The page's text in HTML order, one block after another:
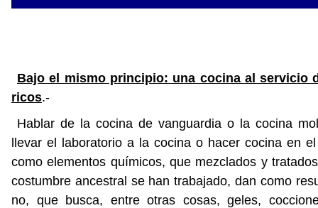
Bajo el mismo principio: una cocina al servicio
ricos.-
Hablar de la cocina de vanguardia o la cocina
llevar el laboratorio a la cocina o hacer cocina en
como elementos químicos, que mezclados y
costumbre ancestral se han trabajado, dan como
no, que busca, entre otras cosas, geles,